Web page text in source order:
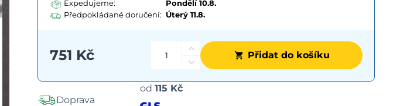
Expedujeme:
Pondělí 10.8.
Předpokládané doručení: Úterý 11.8.
751 Kč Přidat do košíku
Doprava
od115 Kč